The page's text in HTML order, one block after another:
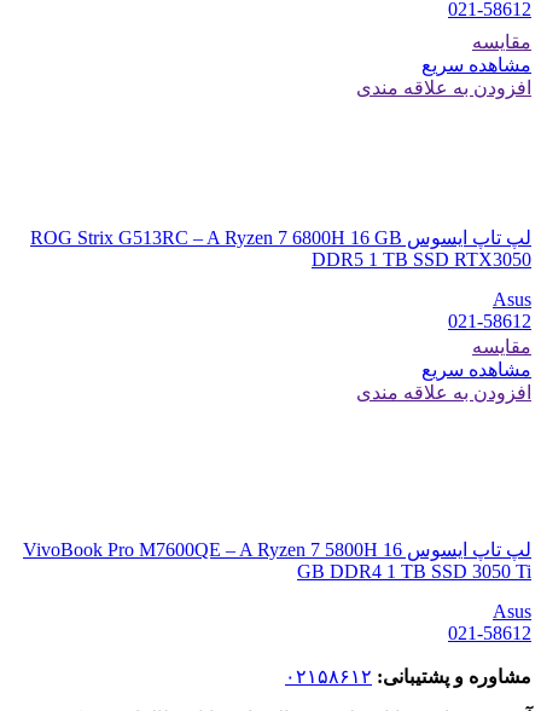
021-58612
مقایسه
مشاهده سریع
افزودن به علاقه مندی
لپ تاپ ایسوس ROG Strix G513RC – A Ryzen 7 6800H 16 GB
DDR5 1 TB SSD RTX3050
Asus
021-58612
مقایسه
مشاهده سریع
افزودن به علاقه مندی
لپ تاپ ایسوس VivoBook Pro M7600QE – A Ryzen 7 5800H 16
GB DDR4 1 TB SSD 3050 Ti
Asus
021-58612
مشاوره و پشتیبانی: ۰۲۱۵۸۶۱۲